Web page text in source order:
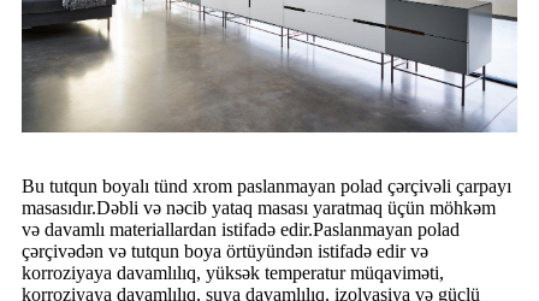
Bu tutqun boyalı tünd xrom paslanmayan polad çərçivəli çarpayı
masasıdır.Dəbli və nəcib yataq masası yaratmaq üçün möhkəm
və davamlı materiallardan istifadə edir.Paslanmayan polad
çərçivədən və tutqun boya örtüyündən istifadə edir və
korroziyaya davamlılıq, yüksək temperatur müqaviməti,
korroziyaya davamlılıq, suya davamlılıq, izolyasiya və güclü